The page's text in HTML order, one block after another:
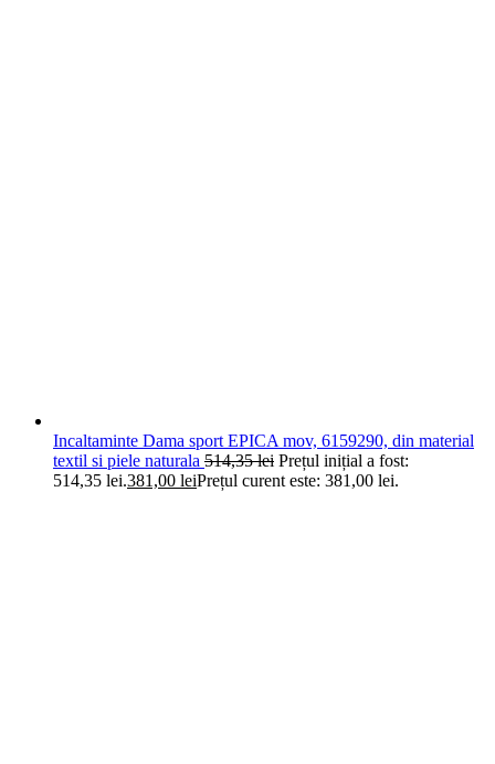
Incaltaminte Dama sport EPICA mov, 6159290, din material
textil si piele naturala 514,35lei Prețul inițial a fost:
514,35 lei.381,00 leiPrețul curent este: 381,00 lei.